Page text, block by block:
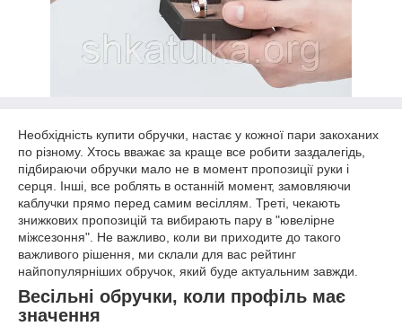
Необхідність купити обручки, настає у кожної пари закоханих
по різному. Хтось вважає за краще все робити заздалегідь,
підбираючи обручки мало не в момент пропозиції руки і
серця. Інші, все роблять в останній момент, замовляючи
каблучки прямо перед самим весіллям. Треті, чекають
знижкових пропозицій та вибирають пару в "ювелірне
міжсезоння". Не важливо, коли ви приходите до такого
важливого рішення, ми склали для вас рейтинг
найпопулярніших обручок, який буде актуальним завжди.
Весільні обручки, коли профіль має
значення